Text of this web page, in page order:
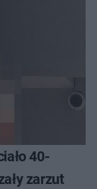
40-
zarzut